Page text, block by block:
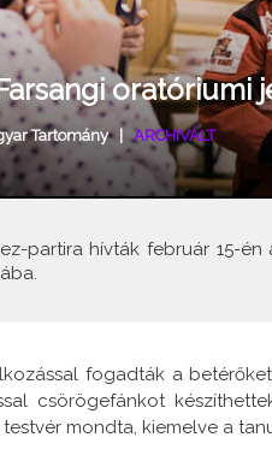
oratóriumi
Tartomány|ARCHIVÁLT
partira hívták február 15-
fogadták a
csörögefánkot
mondta, kiemelve a